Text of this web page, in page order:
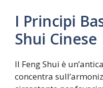
I Principi
Shui Cinese
Il Feng Shui è
concentra